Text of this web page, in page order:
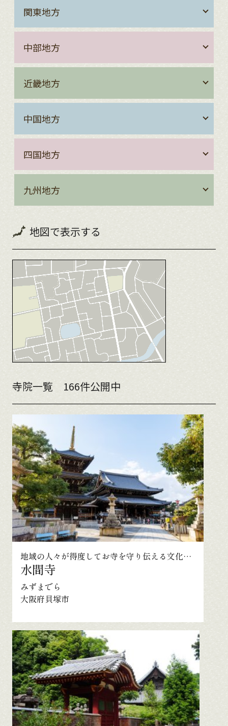
関東地方
中部地方
近畿地方
中国地方
四国地方
九州地方
地図で表示する
寺院一覧 166件公開中
地域の人々が得度してお寺を守り伝える文化が伝わる古刹
水間寺
みずまでら
大阪府貝塚市